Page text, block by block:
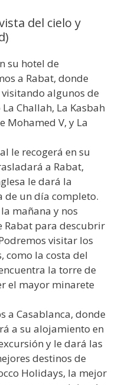
del cielo y
su hotel de
a Rabat, donde
algunos de
Challah, La Kasbah
Mohamed V, y La
le recogerá en su
a Rabat,
le dará la
de un día completo.
mañana y nos
para descubrir
visitar los
como la costa del
la torre de
el mayor minarete
a Casablanca, donde
a su alojamiento en
y le dará las
destinos de
Holidays, la mejor